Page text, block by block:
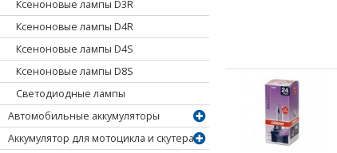
Ксеноновые лампы D3R
Ксеноновые лампы D4R
Ксеноновые лампы D4S
Ксеноновые лампы D8S
Светодиодные лампы
Автомобильные аккумуляторы
Аккумулятор для мотоцикла и скутера